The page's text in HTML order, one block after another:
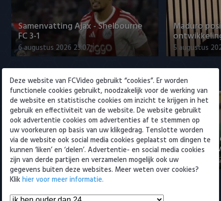
Samenvatting Ajax - Shelbourne
FC 3-1
6 augustus 2026 23:07
Maduro
5 augustus
Eredivisie
Voorbeschouwing Cambuur-
Excelsior met Plat en El Arguioui
6 augustus 2026 18:49
PSV
ervaren
6 augustus
Samenvattingen Eredivisie
Deze website van FCVideo gebruikt “cookies”. Er worden
functionele cookies gebruikt, noodzakelijk voor de werking van
de website en statistische cookies om inzicht te krijgen in het
gebruik en effectiviteit van de website. De website gebruikt
ook advertentie cookies om advertenties af te stemmen op
uw voorkeuren op basis van uw klikgedrag. Tenslotte worden
via de website ook social media cookies geplaatst om dingen te
kunnen ‘liken’ en ‘delen’. Advertentie- en social media cookies
zijn van derde partijen en verzamelen mogelijk ook uw
gegevens buiten deze websites. Meer weten over cookies?
Klikhier voor meer informatie.